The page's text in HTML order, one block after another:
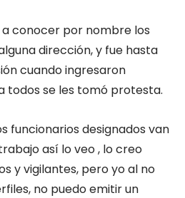
conocer por nombre los
dirección, y fue hasta
cuando ingresaron
todos se les tomó protesta.
funcionarios designados van
así lo veo , lo creo
y vigilantes, pero yo al no
no puedo emitir un